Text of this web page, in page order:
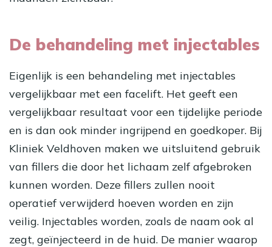
De behandeling met injectables
Eigenlijk is een behandeling met injectables
vergelijkbaar met een facelift. Het geeft een
vergelijkbaar resultaat voor een tijdelijke periode
en is dan ook minder ingrijpend en goedkoper. Bij
Kliniek Veldhoven maken we uitsluitend gebruik
van fillers die door het lichaam zelf afgebroken
kunnen worden. Deze fillers zullen nooit
operatief verwijderd hoeven worden en zijn
veilig. Injectables worden, zoals de naam ook al
zegt, geïnjecteerd in de huid. De manier waarop